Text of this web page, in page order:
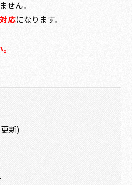
せん。
応になります。
新)